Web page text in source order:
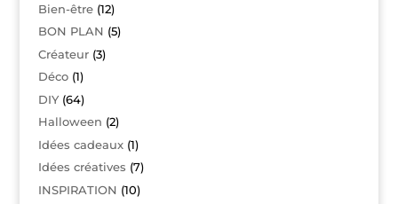
Bien-être(12)
BON PLAN (5)
Créateur(3)
Déco(1)
DIY(64)
Halloween (2)
Idées cadeaux(1)
Idées créatives (7)
INSPIRATION (10)